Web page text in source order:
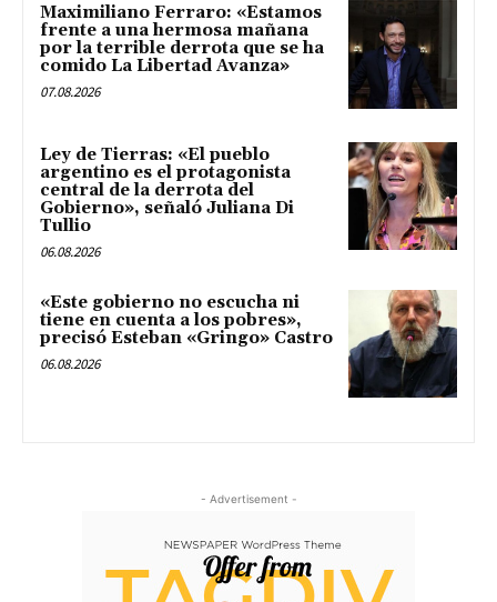
Maximiliano Ferraro: «Estamos
frente a una hermosa mañana
por la terrible derrota que se ha
comido La Libertad Avanza»
07.08.2026
Ley de Tierras: «El pueblo
argentino es el protagonista
central de la derrota del
Gobierno», señaló Juliana Di
Tullio
06.08.2026
«Este gobierno no escucha ni
tiene en cuenta a los pobres»,
precisó Esteban «Gringo» Castro
06.08.2026
- Advertisement -